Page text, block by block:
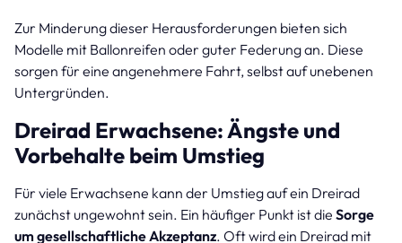
Zur Minderung dieser Herausforderungen bieten sich
Modelle mit Ballonreifen oder guter Federung an. Diese
sorgen für eine angenehmere Fahrt, selbst auf unebenen
Untergründen.
Dreirad Erwachsene: Ängste und
Vorbehalte beim Umstieg
Für viele Erwachsene kann der Umstieg auf ein Dreirad
zunächst ungewohnt sein. Ein häufiger Punkt ist die Sorge
um gesellschaftliche Akzeptanz. Oft wird ein Dreirad mit